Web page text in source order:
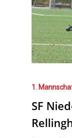
1.
SF